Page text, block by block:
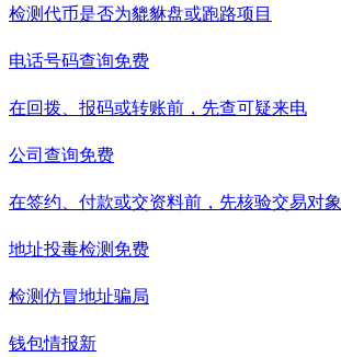
检测代币是否为貔貅盘或跑路项目
电话号码查询免费
在回拨、报码或转账前，先查可疑来电
公司查询免费
在签约、付款或交资料前，先核验交易对象
地址投毒检测 免费
检测仿冒地址骗局
钱包情报新